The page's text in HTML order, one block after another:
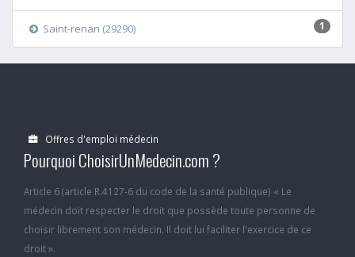
1
Saint-renan (29290)
Offres d'emploi médecin
Pourquoi ChoisirUnMedecin.com ?
Article 6 (article R.4127-6 du code de la santé publique) « Le
médecin doit respecter le droit que possède toute personne de
choisir librement son médecin. Il doit lui faciliter l'exercice de ce
droit ».